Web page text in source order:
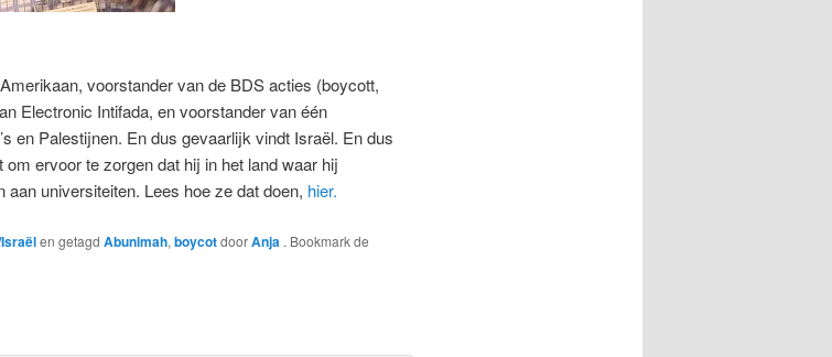
voorstander van de BDS acties (boycott,
Electronic Intifada, en voorstander van één
en Palestijnen. En dus gevaarlijk vindt Israël. En dus
ervoor te zorgen dat hij in het land waar hij
universiteiten. Lees hoe ze dat doen, hier.
en getagd Abunimah, boycotdoorAnja . Bookmark de